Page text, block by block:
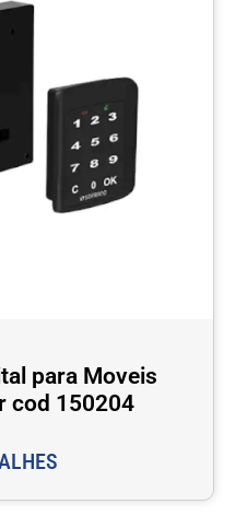
para Moveis
cod 150204